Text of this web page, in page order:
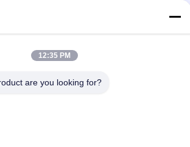
Gasdruck-sinternder
MIM sinternder Ofen
12:35 PM
are you looking for?